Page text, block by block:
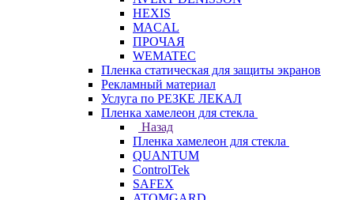
HEXIS
MACAL
ПРОЧАЯ
WEMATEC
Пленка статическая для защиты экранов
Рекламный материал
Услуга по РЕЗКЕ ЛЕКАЛ
Пленка хамелеон для стекла
Назад
Пленка хамелеон для стекла
QUANTUM
ControlTek
SAFEX